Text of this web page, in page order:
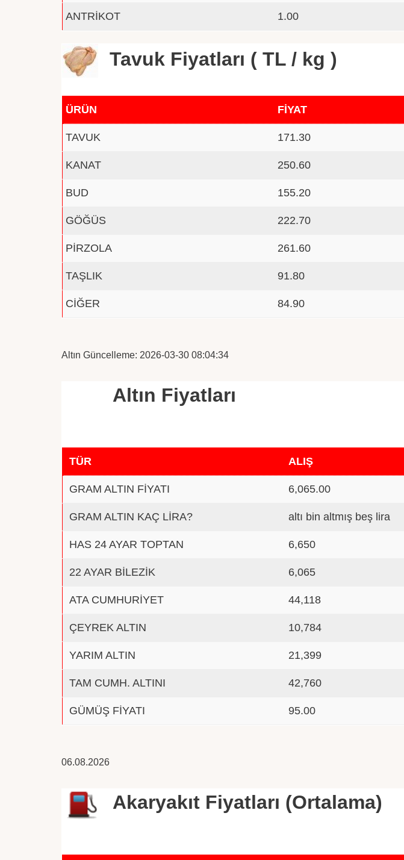
ANTRİKOT 1.00
Tavuk Fiyatları ( TL / kg )
ÜRÜN FİYAT
TAVUK 171.30
KANAT 250.60
BUD 155.20
GÖĞÜS 222.70
PİRZOLA 261.60
TAŞLIK 91.80
CİĞER 84.90
Altın Güncelleme: 2026-03-30 08:04:34
Altın Fiyatları
TÜR
ALIŞ
GRAM ALTIN FİYATI 6,065.00
GRAM ALTIN KAÇ LİRA? altı bin altmış beş lira
HAS 24 AYAR TOPTAN 6,650
22 AYAR BİLEZİK 6,065
ATA CUMHURİYET 44,118
ÇEYREK ALTIN 10,784
YARIM ALTIN 21,399
TAM CUMH. ALTINI 42,760
GÜMÜŞ FİYATI 95.00
06.08.2026
Akaryakıt Fiyatları (Ortalama)